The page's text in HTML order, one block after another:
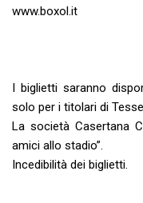
www.boxol.it
I biglietti saranno
solo per i titolari di
La società Casertana
amici allo stadio”.
Incedibilità dei biglietti.